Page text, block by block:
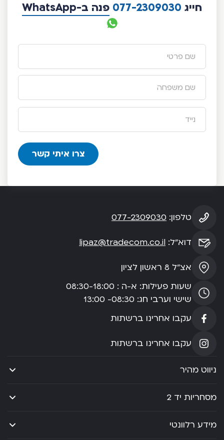
חייג 077-2309030 פנה ב-WhatsApp
טלפון: 077-2309030
דוא”ל: lipaz@tradecom.co.il
אצ”ל 8 ראשון לציון
שעות פעילות: א-ה : 08:30-18:00
שישי וערבי חג: 08:30- 13:00
עקבו אחרינו ברשתות
עקבו אחרינו ברשתות
ניווט מהיר
מסחריות יד 2
מידע רלוונטי